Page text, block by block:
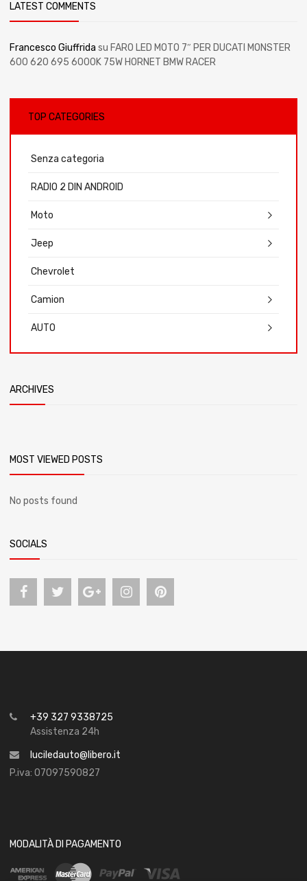
LATEST COMMENTS
Francesco Giuffrida su FARO LED MOTO 7″ PER DUCATI MONSTER
600 620 695 6000K 75W HORNET BMW RACER
TOP CATEGORIES
Senza categoria
RADIO 2 DIN ANDROID
Moto
Jeep
Chevrolet
Camion
AUTO
ARCHIVES
MOST VIEWED POSTS
No posts found
SOCIALS
+39 327 9338725
Assistenza 24h
luciledauto@libero.it
P.iva: 07097590827
MODALITÀ DI PAGAMENTO